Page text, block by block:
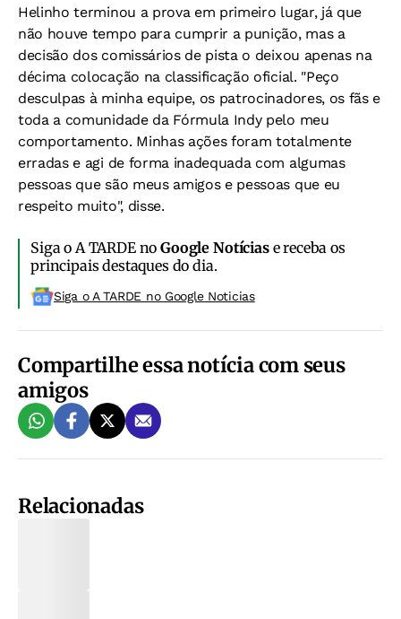
Helinho terminou a prova em primeiro lugar, já que
não houve tempo para cumprir a punição, mas a
decisão dos comissários de pista o deixou apenas na
décima colocação na classificação oficial. "Peço
desculpas à minha equipe, os patrocinadores, os fãs e
toda a comunidade da Fórmula Indy pelo meu
comportamento. Minhas ações foram totalmente
erradas e agi de forma inadequada com algumas
pessoas que são meus amigos e pessoas que eu
respeito muito", disse.
Siga o A TARDE noGoogle Notíciase receba os
principais destaques do dia.
Siga o A TARDE no Google Noticias
Compartilhe essa notícia com seus
amigos
Relacionadas